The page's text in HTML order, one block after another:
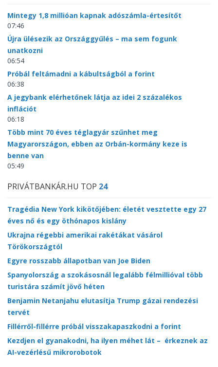
Mintegy 1,8 millióan kapnak adószámla-értesítőt
07:46
Újra ülésezik az Országgyűlés – ma sem fogunk
unatkozni
06:54
Próbál feltámadni a kábultságból a forint
06:38
A jegybank elérhetőnek látja az idei 2 százalékos
inflációt
06:18
Több mint 70 éves téglagyár szűnhet meg
Magyarországon, ebben az Orbán-kormány keze is
benne van
05:49
PRIVÁTBANKÁR.HU TOP 24
Tragédia New York kikötőjében: életét vesztette egy 27
éves nő és egy öthónapos kislány
Ukrajna régebbi amerikai rakétákat vásárol
Törökországtól
Egyre rosszabb állapotban van Joe Biden
Spanyolország a szokásosnál legalább félmillióval több
turistára számít jövő héten
Benjamin Netanjahu elutasítja Trump gázai rendezési
tervét
Fillérről-fillérre próbál visszakapaszkodni a forint
Kezdjen el gyanakodni, ha ilyen méhet lát – érkeznek az
AI-vezérlésű mikrorobotok